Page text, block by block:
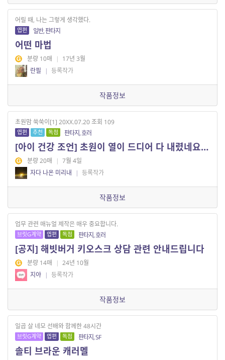
어릴 때, 나는 그렇게 생각했다.
엽편 일반, 판타지
어떤 마법
분량 10매 | 17년 3월
란필
| 등록작가
작품정보
초원맘 쑥쑥이[1] 20XX.07.20 조회 109
엽편 추천 독점 판타지, 호러
[아이 건강 조언] 초원이 열이 드디어 다 내렸네요ㅜㅜ
분량 20매 | 7월 4일
자다 나온 미리내
| 등록작가
작품정보
업무 관련 매뉴얼 제작은 매우 중요합니다.
브릿G계약 엽편 독점 판타지, 호러
[공지] 해빗버거 키오스크 상담 관련 안내드립니다
분량 14매 | 24년 10월
지야 | 등록작가
작품정보
일곱 살 네모 선배와 함께한 48시간
브릿G계약 엽편 독점 판타지, SF
솔티 브라운 캐러멜